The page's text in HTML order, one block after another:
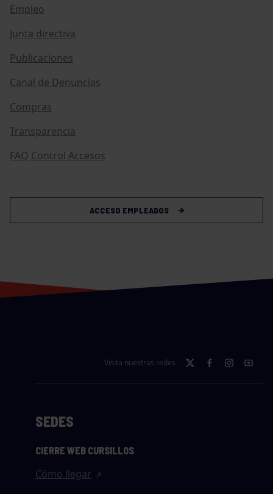
Empleo
Junta directiva
Publicaciones
Canal de Denuncias
Compras
Transparencia
FAQ Control Accesos
ACCESO EMPLEADOS
Visita nuestras redes
SEDES
CIERRE WEB CURSILLOS
Cómo llegar